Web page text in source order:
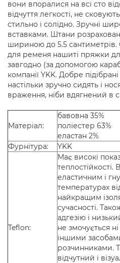
вони впоралися на всі сто
відчуття легкості, не
стильно і солідно. Зручні
вставками. Штани
шириною до 5.5 сантиметрів.
для ременя нашиті пряжки
завгодно (за допомогою
компанії YKK. Добре
настільки зручно сидять і
враження, ніби вдягнений
Матеріал:
бавовна 35%
поліестер 63%
еластан 2%
Фурнітура:
YKK
Teflon:
Має високі
теплостійкості.
еластичним і
температурах
найкращим
сучасності.
адгезію і
не змочується
іншими
розчинниками.
відчутний і